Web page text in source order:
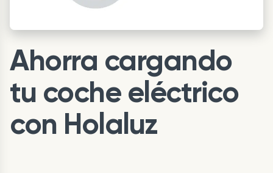
Ahorra cargando
tu coche eléctrico
con Holaluz